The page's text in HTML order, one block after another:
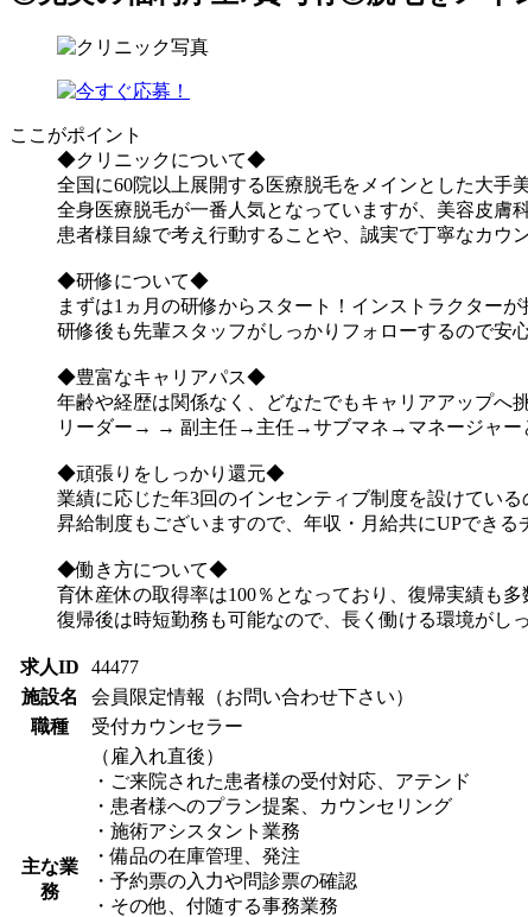
ここがポイント
◆クリニックについて◆
全国に60院以上展開する医療脱毛をメインとした大手
全身医療脱毛が一番人気となっていますが、美容皮膚
患者様目線で考え行動することや、誠実で丁寧なカウ
◆研修について◆
まずは1ヵ月の研修からスタート！インストラクター
研修後も先輩スタッフがしっかりフォローするので安
◆豊富なキャリアパス◆
年齢や経歴は関係なく、どなたでもキャリアアップへ
リーダー→ → 副主任→主任→サブマネ→マネージャー
◆頑張りをしっかり還元◆
業績に応じた年3回のインセンティブ制度を設けてい
昇給制度もございますので、年収・月給共にUPできる
◆働き方について◆
育休産休の取得率は100％となっており、復帰実績も多
復帰後は時短勤務も可能なので、長く働ける環境がし
求人ID
44477
施設名
会員限定情報（お問い合わせ下さい）
職種
受付カウンセラー
主な業
務
（雇入れ直後）
・ご来院された患者様の受付対応、アテンド
・患者様へのプラン提案、カウンセリング
・施術アシスタント業務
・備品の在庫管理、発注
・予約票の入力や問診票の確認
・その他、付随する事務業務